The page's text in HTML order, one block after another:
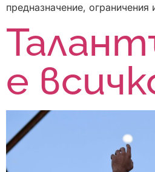
предназначение,
е